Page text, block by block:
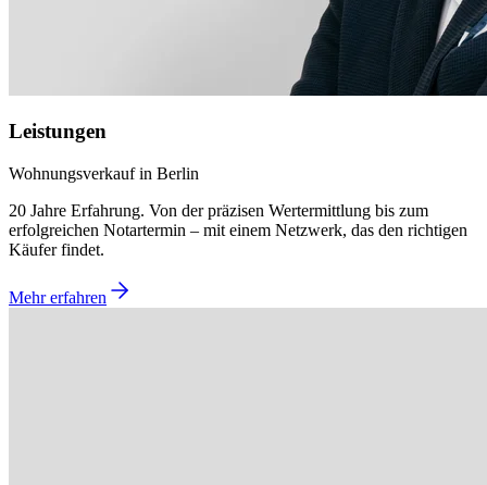
Leistungen
Wohnungsverkauf in Berlin
20 Jahre Erfahrung. Von der präzisen Wertermittlung bis zum
erfolgreichen Notartermin – mit einem Netzwerk, das den richtigen
Käufer findet.
Mehr erfahren